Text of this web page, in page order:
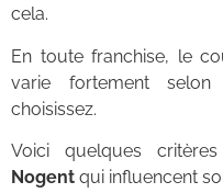
cela.
En toute franchise, le
varie fortement
choisissez.
Voici quelques
Nogent qui influencent